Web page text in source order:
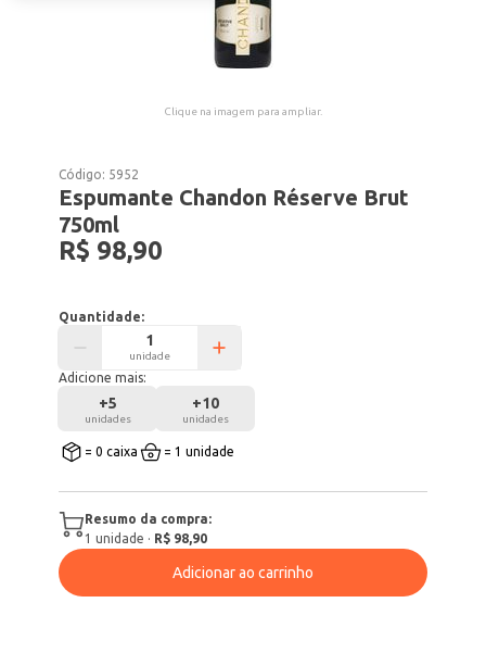
Clique na imagem para ampliar.
Código: 5952
Espumante Chandon Réserve Brut
750ml
R$ 98,90
Quantidade:
unidade
Adicione mais:
+5
unidades
+10
unidades
= 0 caixa = 1 unidade
Resumo da compra:
1 unidade · R$ 98,90
Adicionar ao carrinho